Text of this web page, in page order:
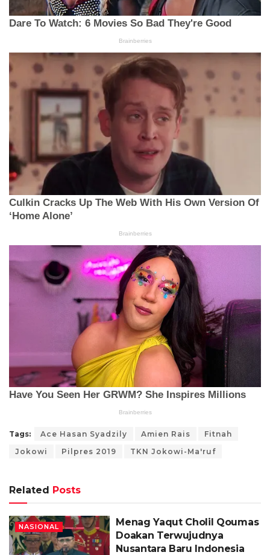
Tags: Ace Hasan Syadzily Amien Rais
Fitnah
Jokowi
Pilpres 2019 TKN Jokowi-Ma'ruf
Related Posts
NASIONAL
Menag Yaqut Cholil Qoumas
Doakan Terwujudnya
Nusantara Baru Indonesia